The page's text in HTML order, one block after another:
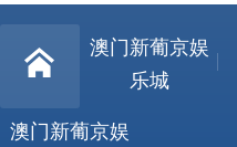
澳门新葡京娱
乐城
澳门新葡京娱